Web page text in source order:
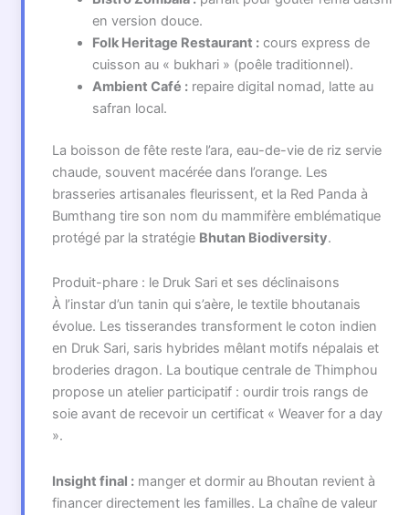
en version douce.
Folk Heritage Restaurant :cours express de
cuisson au « bukhari » (poêle traditionnel).
Ambient Café :repaire digital nomad, latte au
safran local.
La boisson de fête reste l’ara, eau-de-vie de riz servie
chaude, souvent macérée dans l’orange. Les
brasseries artisanales fleurissent, et la Red Panda à
Bumthang tire son nom du mammifère emblématique
protégé par la stratégie Bhutan Biodiversity.
Produit-phare : le Druk Sari et ses déclinaisons
À l’instar d’un tanin qui s’aère, le textile bhoutanais
évolue. Les tisserandes transforment le coton indien
en Druk Sari, saris hybrides mêlant motifs népalais et
broderies dragon. La boutique centrale de Thimphou
propose un atelier participatif : ourdir trois rangs de
soie avant de recevoir un certificat « Weaver for a day
».
Insight final :manger et dormir au Bhoutan revient à
financer directement les familles. La chaîne de valeur